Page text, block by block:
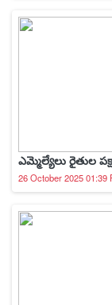
ఎమ్మెల్యేలు రైతుల
26 October 2025 01:39